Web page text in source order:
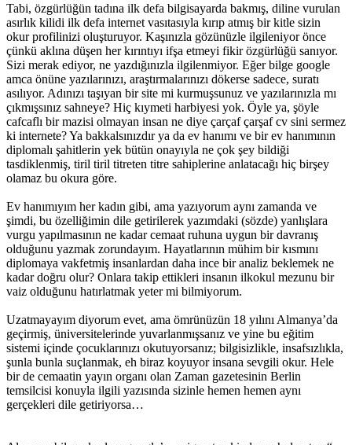
Tabi, özgürlüğün tadına ilk defa bilgisayarda bakmış, diline vurulan
asırlık kilidi ilk defa internet vasıtasıyla kırıp atmış bir kitle sizin
okur profilinizi oluşturuyor. Kaşınızla gözünüzle ilgileniyor önce
çünkü aklına düşen her kırıntıyı ifşa etmeyi fikir özgürlüğü sanıyor.
Sizi merak ediyor, ne yazdığınızla ilgilenmiyor. Eğer bilge google
amca önüne yazılarınızı, araştırmalarınızı dökerse sadece, suratı
asılıyor. Adınızı taşıyan bir site mi kurmuşsunuz ve yazılarınızla mı
çıkmışsınız sahneye? Hiç kıymeti harbiyesi yok. Öyle ya, şöyle
cafcaflı bir mazisi olmayan insan ne diye çarçaf çarşaf cv sini sermez
ki internete? Ya bakkalsınızdır ya da ev hanımı ve bir ev hanımının
diplomalı şahitlerin yek bütün onayıyla ne çok şey bildiği
tasdiklenmiş, tiril tiril titreten titre sahiplerine anlatacağı hiç birşey
olamaz bu okura göre.
Ev hanımıyım her kadın gibi, ama yazıyorum aynı zamanda ve
şimdi, bu özelliğimin dile getirilerek yazımdaki (sözde) yanlışlara
vurgu yapılmasının ne kadar cemaat ruhuna uygun bir davranış
olduğunu yazmak zorundayım. Hayatlarının mühim bir kısmını
diplomaya vakfetmiş insanlardan daha ince bir analiz beklemek ne
kadar doğru olur? Onlara takip ettikleri insanın ilkokul mezunu bir
vaiz olduğunu hatırlatmak yeter mi bilmiyorum.
Uzatmayayım diyorum evet, ama ömrünüzün 18 yılını Almanya’da
geçirmiş, üniversitelerinde yuvarlanmışsanız ve yine bu eğitim
sistemi içinde çocuklarınızı okutuyorsanız; bilgisizlikle, insafsızlıkla,
şunla bunla suçlanmak, eh biraz koyuyor insana sevgili okur. Hele
bir de cemaatin yayın organı olan Zaman gazetesinin Berlin
temsilcisi konuyla ilgili yazısında sizinle hemen hemen aynı
gerçekleri dile getiriyorsa…